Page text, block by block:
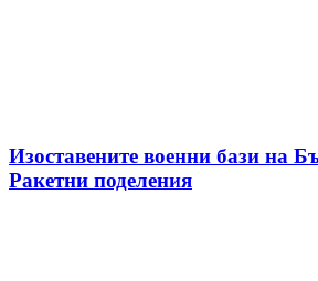
Изоставените военни бази на
Ракетни поделения